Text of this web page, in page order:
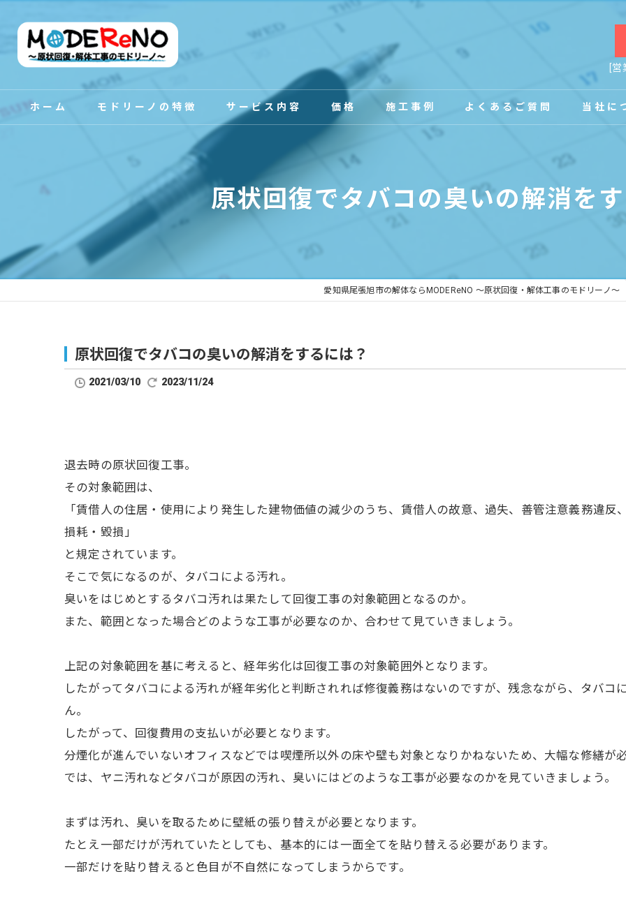
[
ホーム モドリーノの特徴 サービス内容 価格 施工事例 よくあるご質問 当社に
事務所
工場
原状回復でタバコの臭いの解消を
愛知県尾張旭市の解体ならMODEReNO ～原状回復・解体工事のモドリーノ～
原状回復でタバコの臭いの解消をするには？
2021/03/10 2023/11/24
退去時の原状回復工事。
その対象範囲は、
「賃借人の住居・使用により発生した建物価値の減少のうち、賃借人の故意、過失、善管注意義務違反
損耗・毀損」
と規定されています。
そこで気になるのが、タバコによる汚れ。
臭いをはじめとするタバコ汚れは果たして回復工事の対象範囲となるのか。
また、範囲となった場合どのような工事が必要なのか、合わせて見ていきましょう。
上記の対象範囲を基に考えると、経年劣化は回復工事の対象範囲外となります。
したがってタバコによる汚れが経年劣化と判断されれば修復義務はないのですが、残念ながら、タバコ
ん。
したがって、回復費用の支払いが必要となります。
分煙化が進んでいないオフィスなどでは喫煙所以外の床や壁も対象となりかねないため、大幅な修繕が
では、ヤニ汚れなどタバコが原因の汚れ、臭いにはどのような工事が必要なのかを見ていきましょう。
まずは汚れ、臭いを取るために壁紙の張り替えが必要となります。
たとえ一部だけが汚れていたとしても、基本的には一面全てを貼り替える必要があります。
一部だけを貼り替えると色目が不自然になってしまうからです。